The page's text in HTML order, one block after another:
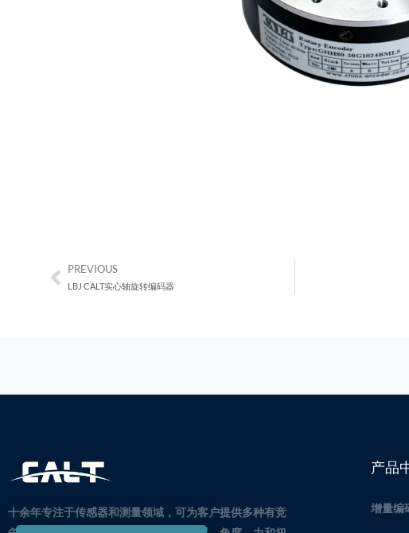
Prev
PREVIOUS
LBJ CALT实心轴旋转编码器
十余年专注于传感器和测量领域，可为客户提供多种有竞
产品
增量编